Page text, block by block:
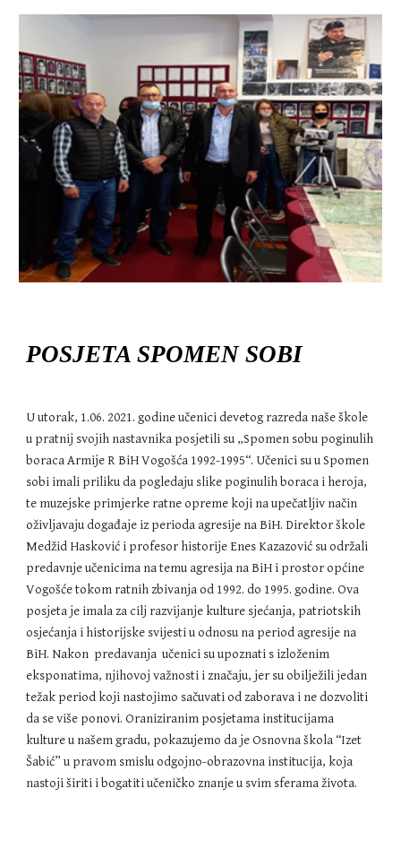
POSJETA SPOMEN SOBI
U utorak, 1.06. 2021. godine učenici devetog razreda naše škole
u pratnij svojih nastavnika posjetili su „Spomen sobu poginulih
boraca Armije R BiH Vogošća 1992-1995“. Učenici su u Spomen
sobi imali priliku da pogledaju slike poginulih boraca i heroja,
te muzejske primjerke ratne opreme koji na upečatljiv način
oživljavaju događaje iz perioda agresije na BiH. Direktor škole
Medžid Hasković i profesor historije Enes Kazazović su održali
predavnje učenicima na temu agresija na BiH i prostor općine
Vogošće tokom ratnih zbivanja od 1992. do 1995. godine. Ova
posjeta je imala za cilj razvijanje kulture sjećanja, patriotskih
osjećanja i historijske svijesti u odnosu na period agresije na
BiH. Nakon predavanja učenici su upoznati s izloženim
eksponatima, njihovoj važnosti i značaju, jer su obilježili jedan
težak period koji nastojimo sačuvati od zaborava i ne dozvoliti
da se više ponovi. Oraniziranim posjetama institucijama
kulture u našem gradu, pokazujemo da je Osnovna škola “Izet
Šabić” u pravom smislu odgojno-obrazovna institucija, koja
nastoji širiti i bogatiti učeničko znanje u svim sferama života.